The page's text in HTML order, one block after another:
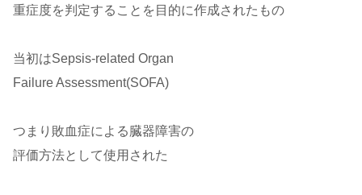
重症度を判定することを目的に作成されたもの
当初はSepsis-related Organ
Failure Assessment(SOFA)
つまり敗血症による臓器障害の
評価方法として使用された